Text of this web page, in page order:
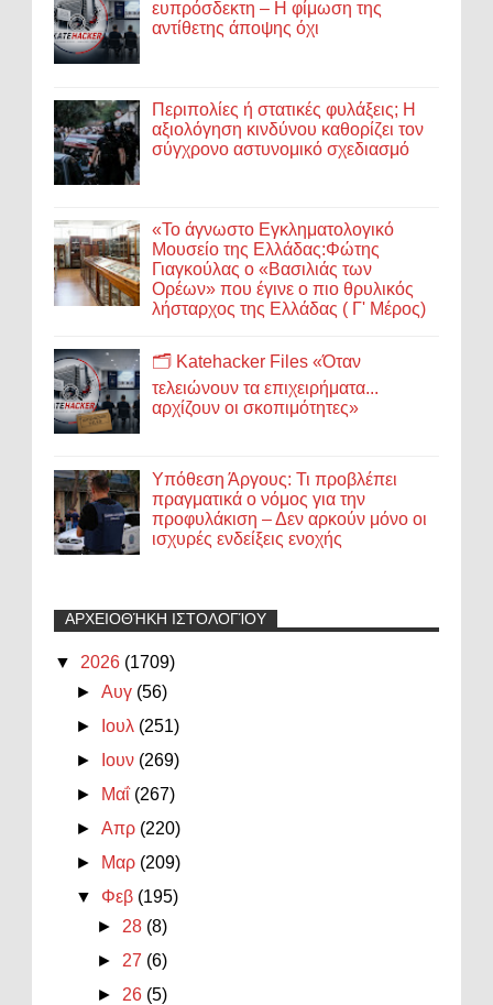
ευπρόσδεκτη – Η φίμωση της
αντίθετης άποψης όχι
Περιπολίες ή στατικές φυλάξεις; Η
αξιολόγηση κινδύνου καθορίζει τον
σύγχρονο αστυνομικό σχεδιασμό
«Το άγνωστο Εγκληματολογικό
Μουσείο της Ελλάδας:Φώτης
Γιαγκούλας ο «Βασιλιάς των
Ορέων» που έγινε ο πιο θρυλικός
λήσταρχος της Ελλάδας ( Γ' Μέρος)
🗂️ Katehacker Files «Όταν
τελειώνουν τα επιχειρήματα...
αρχίζουν οι σκοπιμότητες»
Υπόθεση Άργους: Τι προβλέπει
πραγματικά ο νόμος για την
προφυλάκιση – Δεν αρκούν μόνο οι
ισχυρές ενδείξεις ενοχής
ΑΡΧΕΙΟΘΉΚΗ ΙΣΤΟΛΟΓΊΟΥ
▼ 2026 (1709)
►Αυγ (56)
►
Ιουλ (251)
►
Ιουν (269)
►
Μαΐ (267)
►Απρ (220)
►
Μαρ (209)
▼ Φεβ (195)
► 28 (8)
► 27 (6)
► 26 (5)